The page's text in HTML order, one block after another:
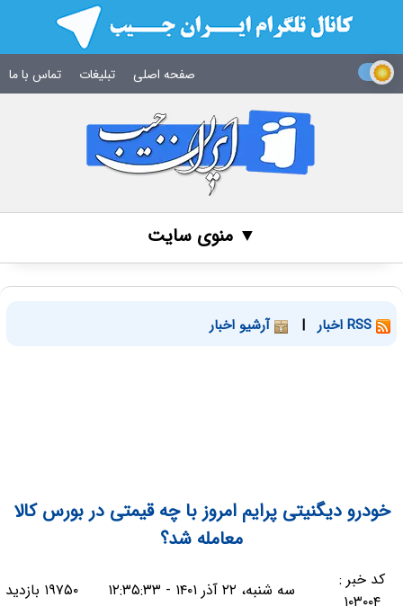
صفحه اصلی تبلیغات تماس با ما
▼ منوی سایت
| آرشیو اخبار
خودرو دیگنیتی پرایم امروز با چه قیمتی در بورس کالا
معامله شد؟
کد خبر :
۱۰۳۰۰۴
سه شنبه، ۲۲ آذر ۱۴۰۱ - ۱۲:۳۵:۳۳ ۱۹۷۵۰ بازدید